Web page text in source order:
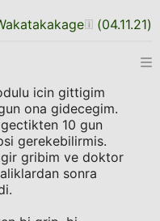
(04.11.21)
icin gittigim
ona gidecegim.
10 gun
gerekebilirmis.
gribim ve doktor
sonra